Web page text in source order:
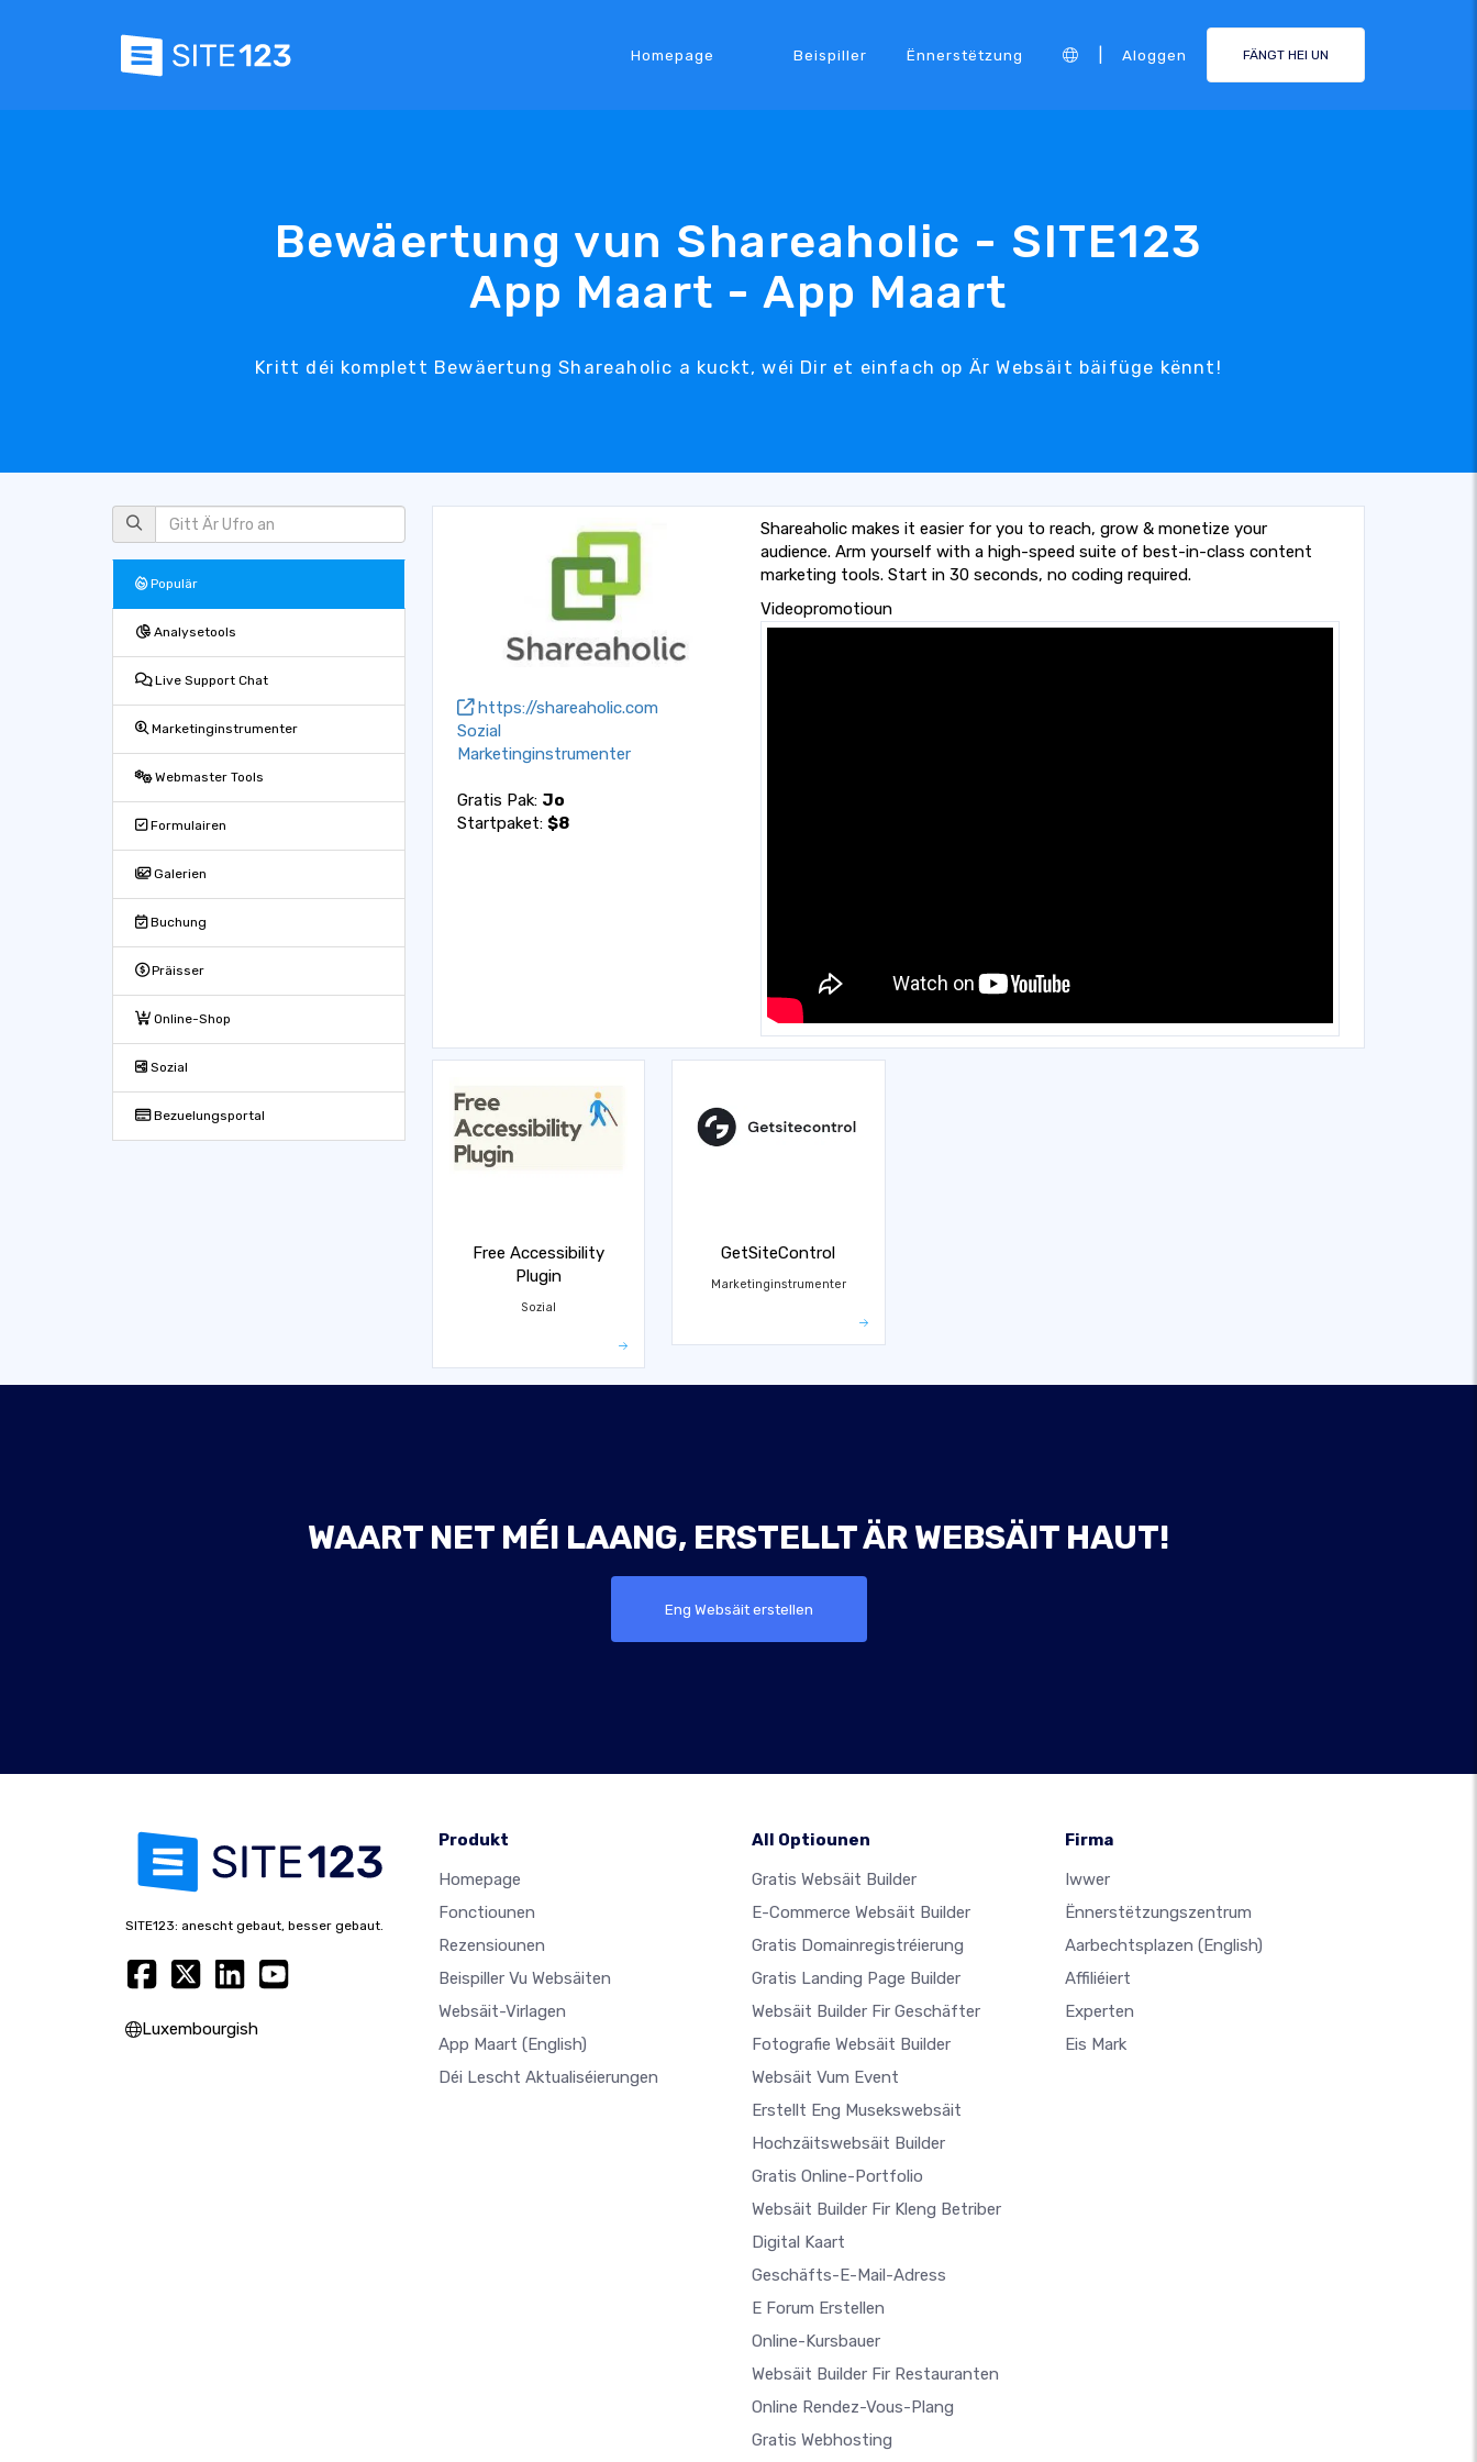
Homepage Beispiller Ënnerstëtzung Aloggen FÄNGT HEI UN
Bewäertung vun Shareaholic - SITE123
App Maart - App Maart
Kritt déi komplett Bewäertung Shareaholic a kuckt, wéi Dir et einfach op Är Websäit bäifüge kënnt!
Populär
Analysetools
Live Support Chat
Marketinginstrumenter
Webmaster Tools
Formulairen
Galerien
Buchung
Präisser
Online-Shop
Sozial
Bezuelungsportal
https://shareaholic.com
Sozial
Marketinginstrumenter
Gratis Pak: Jo
Startpaket: $8
Shareaholic makes it easier for you to reach, grow & monetize your
audience. Arm yourself with a high-speed suite of best-in-class content
marketing tools. Start in 30 seconds, no coding required.
Videopromotioun
Free Accessibility
Plugin
Sozial
GetSiteControl
Marketinginstrumenter
WAART NET MÉI LAANG, ERSTELLT ÄR WEBSÄIT HAUT!
Eng Websäit erstellen
SITE123: anescht gebaut, besser gebaut.
Luxembourgish
Produkt
Homepage
Fonctiounen
Rezensiounen
Beispiller Vu Websäiten
Websäit-Virlagen
App Maart (English)
Déi Lescht Aktualiséierungen
All Optiounen
Gratis Websäit Builder
E-Commerce Websäit Builder
Gratis Domainregistréierung
Gratis Landing Page Builder
Websäit Builder Fir Geschäfter
Fotografie Websäit Builder
Websäit Vum Event
Erstellt Eng Musekswebsäit
Hochzäitswebsäit Builder
Gratis Online-Portfolio
Websäit Builder Fir Kleng Betriber
Digital Kaart
Geschäfts-E-Mail-Adress
E Forum Erstellen
Online-Kursbauer
Websäit Builder Fir Restauranten
Online Rendez-Vous-Plang
Gratis Webhosting
Firma
Iwwer
Ënnerstëtzungszentrum
Aarbechtsplazen (English)
Affiliéiert
Experten
Eis Mark